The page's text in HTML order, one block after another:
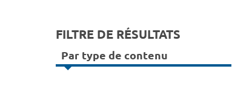
FILTRE DE RÉSULTATS
Par type de contenu